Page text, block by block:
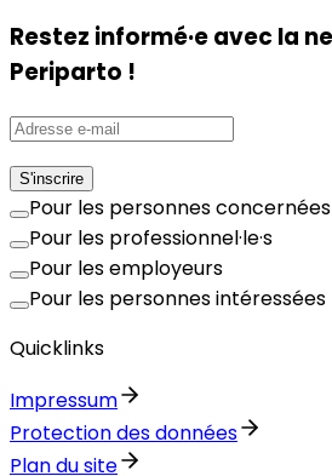
Restez informé·e avec la
Periparto !
S'inscrire
Pour les personnes concernées
Pour les professionnel·le·s
Pour les employeurs
Pour les personnes intéressées
Quicklinks
Impressum
Protection des données
Plan du site